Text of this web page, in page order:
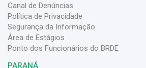
Canal de Denúncias
Política de Privacidade
Segurança da Informação
Área de Estágios
Ponto dos Funcionários do BRDE
PARANÁ